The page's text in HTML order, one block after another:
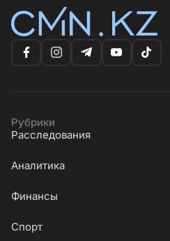
Рубрики
Расследования
Аналитика
Финансы
Cпорт